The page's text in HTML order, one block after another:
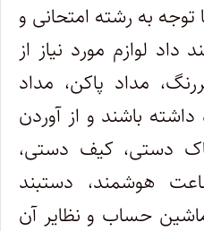
توجه به رشته امتحانی و
لوازم مورد نیاز از
مداد پاکن، مداد
باشند و از آوردن‌
دستی‌، کیف‌ دستی‌،
هوشمند، دستبند
حساب و نظایر آن